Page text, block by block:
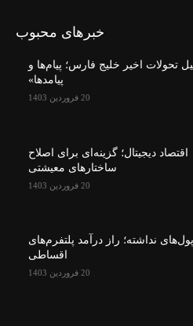
خبرهای محبوب
تحولات اخیر خلیج فارس؛ پیام‌ها و
پیامدها»
20 فروردین 1403
اقتصاد دیجیتال؛ گزینه‌ای برای اصلاح
ساختارهای معیشتی
20 فروردین 1403
نداشته؛ راز درآمد پلتفرم‌های
اقساطی
20 فروردین 1403